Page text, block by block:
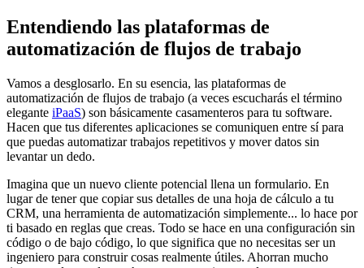
Entendiendo las plataformas de
automatización de flujos de trabajo
Vamos a desglosarlo. En su esencia, las plataformas de
automatización de flujos de trabajo (a veces escucharás el término
elegante iPaaS) son básicamente casamenteros para tu software.
Hacen que tus diferentes aplicaciones se comuniquen entre sí para
que puedas automatizar trabajos repetitivos y mover datos sin
levantar un dedo.
Imagina que un nuevo cliente potencial llena un formulario. En
lugar de tener que copiar sus detalles de una hoja de cálculo a tu
CRM, una herramienta de automatización simplemente... lo hace por
ti basado en reglas que creas. Todo se hace en una configuración sin
código o de bajo código, lo que significa que no necesitas ser un
ingeniero para construir cosas realmente útiles. Ahorran mucho